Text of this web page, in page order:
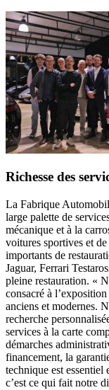
Richesse des
La Fabrique
large palette de
mécanique et à la
voitures sportives et
importants de
Jaguar, Ferrari
pleine restauration. «
consacré à
anciens et modernes.
recherche
services à la carte
démarches
financement, la
technique est essentiel
c’est ce qui fait notre